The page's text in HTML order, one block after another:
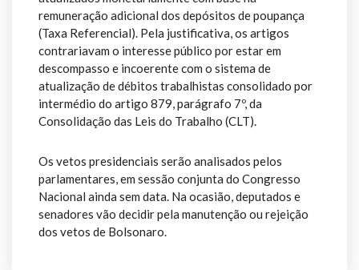
remuneração adicional dos depósitos de poupança
(Taxa Referencial). Pela justificativa, os artigos
contrariavam o interesse público por estar em
descompasso e incoerente com o sistema de
atualização de débitos trabalhistas consolidado por
intermédio do artigo 879, parágrafo 7º, da
Consolidação das Leis do Trabalho (CLT).
Os vetos presidenciais serão analisados pelos
parlamentares, em sessão conjunta do Congresso
Nacional ainda sem data. Na ocasião, deputados e
senadores vão decidir pela manutenção ou rejeição
dos vetos de Bolsonaro.